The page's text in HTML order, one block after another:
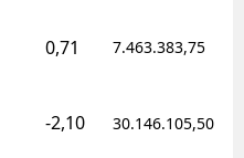
0,71 7.463.383,75
-2,10 30.146.105,50